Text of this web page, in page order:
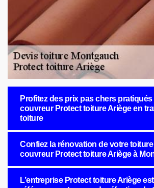
Profitez des prix pas chers pratiqués
couvreur Protect toiture Ariège en
toiture
Confiez la rénovation de votre toiture
couvreur Protect toiture Ariège à
L’entreprise Protect toiture Ariège